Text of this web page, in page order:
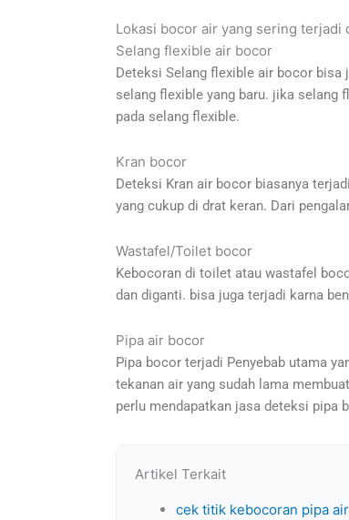
Lokasi bocor air yang sering terjadi
Selang flexible air bocor
Deteksi Selang flexible air bocor bisa
selang flexible yang baru. jika selang
pada selang flexible.
Kran bocor
Deteksi Kran air bocor biasanya
yang cukup di drat keran. Dari
Wastafel/Toilet bocor
Kebocoran di toilet atau wastafel
dan diganti. bisa juga terjadi karna
Pipa air bocor
Pipa bocor terjadi Penyebab utama
tekanan air yang sudah lama
perlu mendapatkan jasa deteksi pipa
Artikel Terkait
cek titik kebocoran pipa